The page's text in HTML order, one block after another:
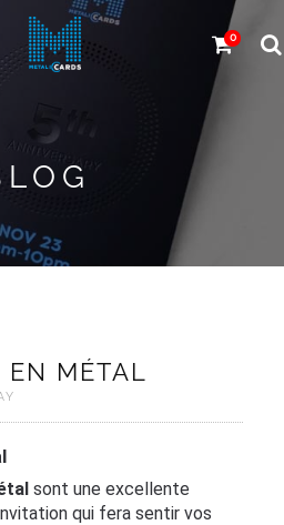
0
EN MÉTAL
sont une excellente
qui fera sentir vos